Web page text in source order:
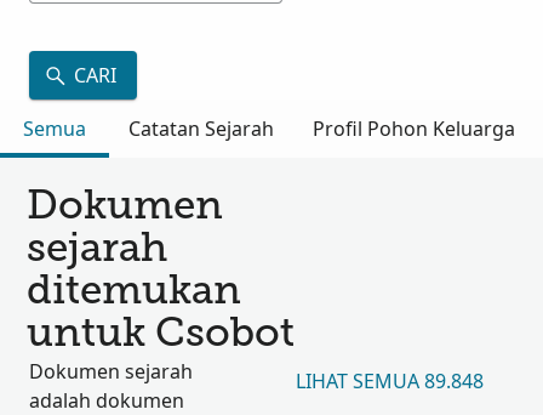
CARI
Semua
Catatan Sejarah Profil Pohon Keluarga
Dokumen
sejarah
ditemukan
untuk Csobot
Dokumen sejarah
adalah dokumen
LIHAT SEMUA 89.848